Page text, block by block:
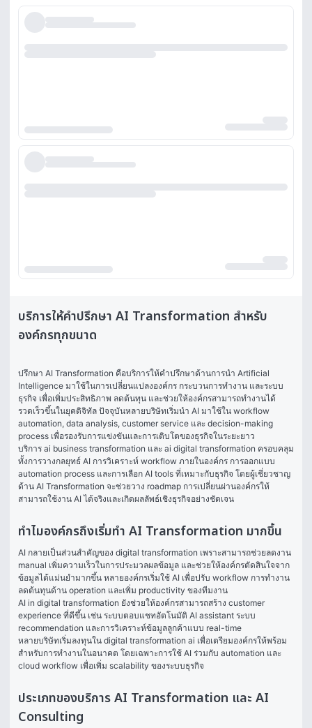
บริการให้คำปรึกษา AI Transformation สำหรับ
องค์กรทุกขนาด
ปรึกษา AI Transformation คือบริการให้คำปรึกษาด้านการนำ Artificial
Intelligence มาใช้ในการเปลี่ยนแปลงองค์กร กระบวนการทำงาน และระบบ
ธุรกิจ เพื่อเพิ่มประสิทธิภาพ ลดต้นทุน และช่วยให้องค์กรสามารถทำงานได้
รวดเร็วขึ้นในยุคดิจิทัล ปัจจุบันหลายบริษัทเริ่มนำ AI มาใช้ใน workflow
automation, data analysis, customer service และ decision-making
process เพื่อรองรับการแข่งขันและการเติบโตของธุรกิจในระยะยาว
บริการ ai business transformation และ ai digital transformation ครอบคลุม
ทั้งการวางกลยุทธ์ AI การวิเคราะห์ workflow ภายในองค์กร การออกแบบ
automation process และการเลือก AI tools ที่เหมาะกับธุรกิจ โดยผู้เชี่ยวชาญ
ด้าน AI Transformation จะช่วยวาง roadmap การเปลี่ยนผ่านองค์กรให้
สามารถใช้งาน AI ได้จริงและเกิดผลลัพธ์เชิงธุรกิจอย่างชัดเจน
ทำไมองค์กรถึงเริ่มทำ AI Transformation มากขึ้น
AI กลายเป็นส่วนสำคัญของ digital transformation เพราะสามารถช่วยลดงาน
manual เพิ่มความเร็วในการประมวลผลข้อมูล และช่วยให้องค์กรตัดสินใจจาก
ข้อมูลได้แม่นยำมากขึ้น หลายองค์กรเริ่มใช้ AI เพื่อปรับ workflow การทำงาน
ลดต้นทุนด้าน operation และเพิ่ม productivity ของทีมงาน
AI in digital transformation ยังช่วยให้องค์กรสามารถสร้าง customer
experience ที่ดีขึ้น เช่น ระบบตอบแชทอัตโนมัติ AI assistant ระบบ
recommendation และการวิเคราะห์ข้อมูลลูกค้าแบบ real-time
หลายบริษัทเริ่มลงทุนใน digital transformation ai เพื่อเตรียมองค์กรให้พร้อม
สำหรับการทำงานในอนาคต โดยเฉพาะการใช้ AI ร่วมกับ automation และ
cloud workflow เพื่อเพิ่ม scalability ของระบบธุรกิจ
ประเภทของบริการ AI Transformation และ AI
Consulting